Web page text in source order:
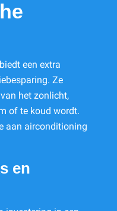
een extra
Ze
het zonlicht,
of te koud wordt.
aan airconditioning
en